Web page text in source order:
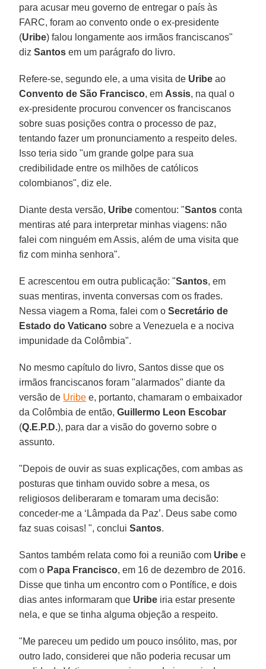
para acusar meu governo de entregar o país às
FARC, foram ao convento onde o ex-presidente
(Uribe) falou longamente aos irmãos franciscanos"
dizSantos em um parágrafo do livro.
Refere-se, segundo ele, a uma visita de Uribe ao
Convento de São Francisco, em Assis, na qual o
ex-presidente procurou convencer os franciscanos
sobre suas posições contra o processo de paz,
tentando fazer um pronunciamento a respeito deles.
Isso teria sido "um grande golpe para sua
credibilidade entre os milhões de católicos
colombianos", diz ele.
Diante desta versão, Uribe comentou: "Santos conta
mentiras até para interpretar minhas viagens: não
falei com ninguém em Assis, além de uma visita que
fiz com minha senhora".
E acrescentou em outra publicação: "Santos, em
suas mentiras, inventa conversas com os frades.
Nessa viagem a Roma, falei com oSecretário de
Estado do Vaticano sobre a Venezuela e a nociva
impunidade da Colômbia".
No mesmo capítulo do livro, Santos disse que os
irmãos franciscanos foram "alarmados" diante da
versão de Uribe e, portanto, chamaram o embaixador
da Colômbia de então,Guillermo Leon Escobar
(Q.E.P.D.), para dar a visão do governo sobre o
assunto.
"Depois de ouvir as suas explicações, com ambas as
posturas que tinham ouvido sobre a mesa, os
religiosos deliberaram e tomaram uma decisão:
conceder-me a ‘Lâmpada da Paz’. Deus sabe como
faz suas coisas! ", concluiSantos.
Santos também relata como foi a reunião com Uribe e
com o Papa Francisco, em 16 de dezembro de 2016.
Disse que tinha um encontro com o Pontífice, e dois
dias antes informaram que Uribe iria estar presente
nela, e que se tinha alguma objeção a respeito.
"Me pareceu um pedido um pouco insólito, mas, por
outro lado, considerei que não poderia recusar um